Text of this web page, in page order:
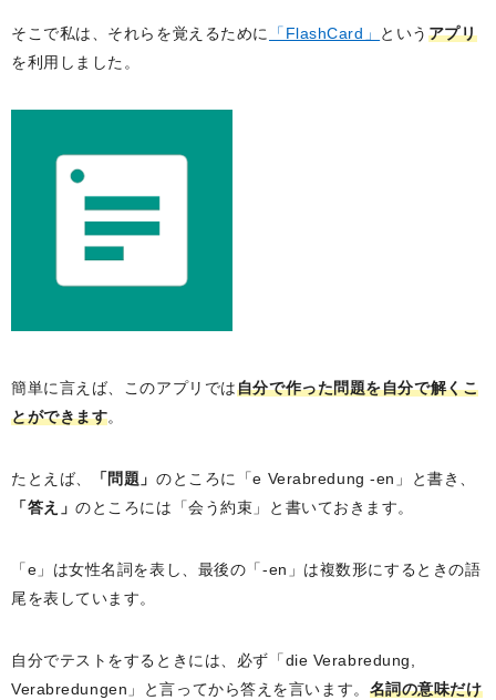
そこで私は、それらを覚えるために 「FlashCard」 という アプリ
を利用しました。
簡単に言えば、このアプリでは自分で作った問題を自分で解くこ
とができます。
たとえば、 「問題」のところに「e Verabredung -en」と書き、
「答え」のところには「会う約束」と書いておきます。
「e」は女性名詞を表し、最後の「-en」は複数形にするときの語
尾を表しています。
自分でテストをするときには、必ず「die Verabredung,
Verabredungen」と言ってから答えを言います。 名詞の意味だけ